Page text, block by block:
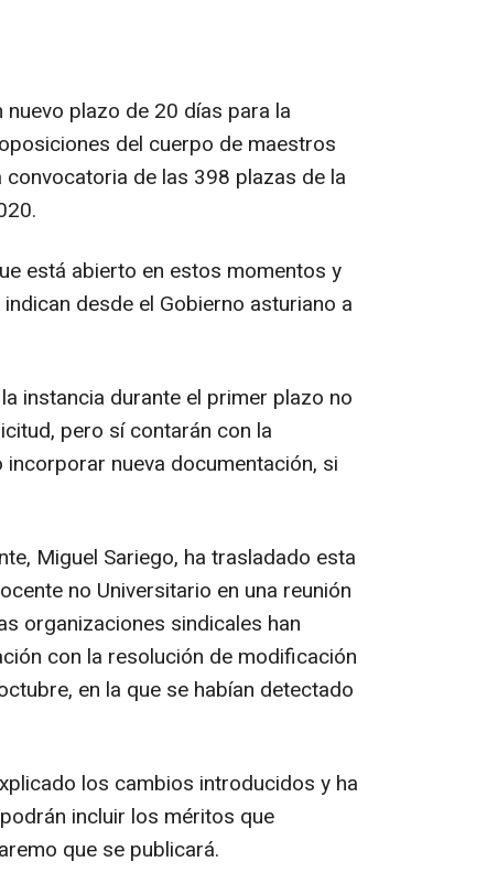
plazo de 20 días para la
del cuerpo de maestros
de las 398 plazas de la
está abierto en estos momentos y
desde el Gobierno asturiano a
instancia durante el primer plazo no
pero sí contarán con la
nueva documentación, si
Miguel Sariego, ha trasladado esta
no Universitario en una reunión
organizaciones sindicales han
con la resolución de modificación
en la que se habían detectado
los cambios introducidos y ha
incluir los méritos que
que se publicará.